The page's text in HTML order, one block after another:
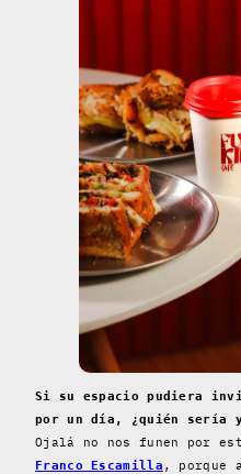
Si su espacio pudiera
por un día, ¿quién sería
Ojalá no nos funen por
Franco Escamilla , porque